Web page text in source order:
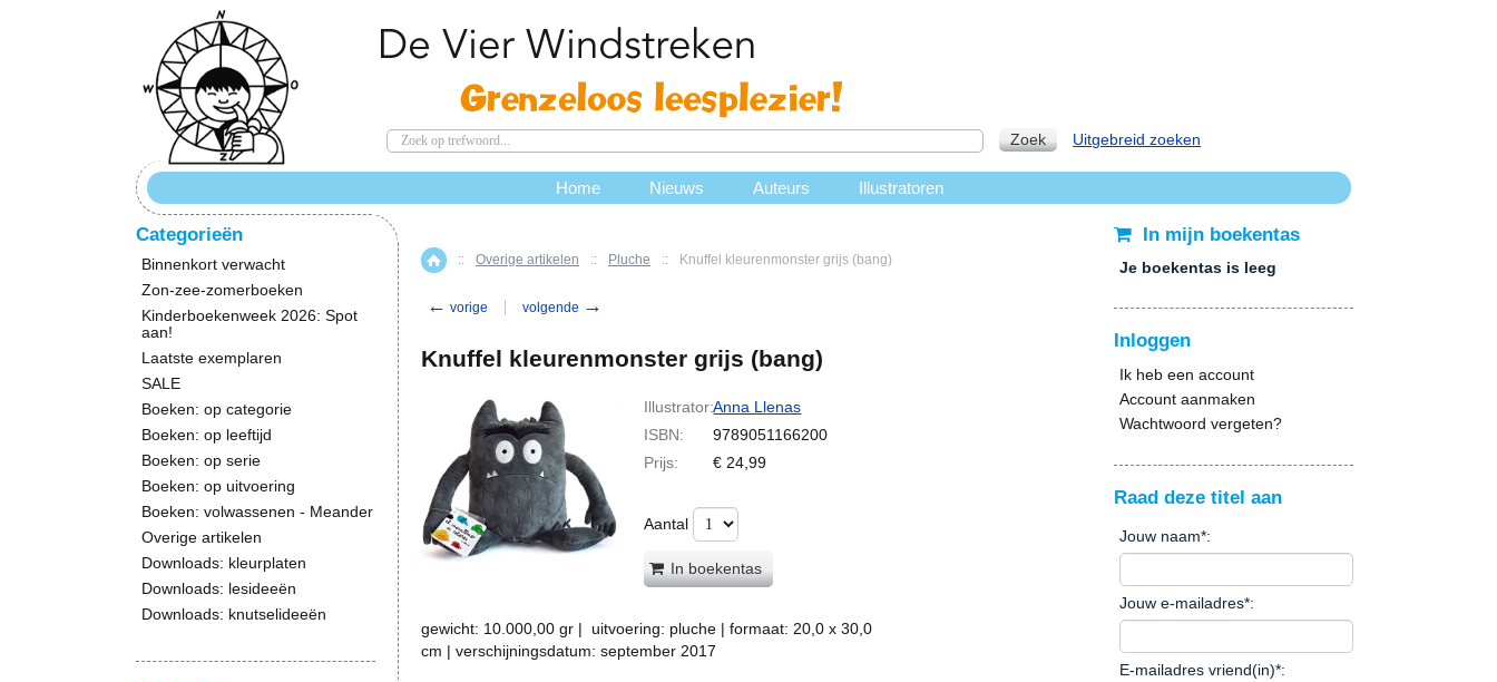
Home
:: Overige artikelen :: Pluche :: Knuffel kleurenmonster grijs (bang)
← vorige volgende →
Knuffel kleurenmonster grijs (bang)
Illustrator:Anna Llenas
ISBN:
9789051166200
Prijs:
€24,99
Aantal
In boekentas
gewicht: 10.000,00 gr | uitvoering: pluche | formaat: 20,0 x 30,0
cm | verschijningsdatum: september 2017
Categorieën
Binnenkort verwacht
Zon-zee-zomerboeken
Kinderboekenweek 2026: Spot
aan!
Laatste exemplaren
SALE
Boeken: op categorie
Boeken: op leeftijd
Boeken: op serie
Boeken: op uitvoering
Boeken: volwassenen - Meander
Overige artikelen
Downloads: kleurplaten
Downloads: lesideeën
Downloads: knutselideeën
In mijn boekentas
Je boekentas is leeg
Inloggen
Ik heb een account
Account aanmaken
Wachtwoord vergeten?
Raad deze titel aan
Jouw naam*:
Jouw e-mailadres*:
E-mailadres vriend(in)*:
Zoek Uitgebreid zoeken
Home Nieuws Auteurs Illustratoren